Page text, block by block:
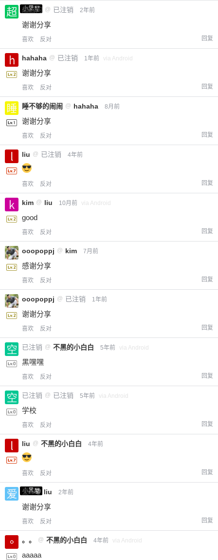
小黑屋
超凶的 @ 已注销 2年前
谢谢分享
喜欢 反对 回复
hahaha @ 已注销 1年前 via Android
谢谢分享
喜欢 反对 回复
睡不够的闹闹 @ hahaha 8月前
谢谢分享
喜欢 反对 回复
liu @ 已注销 4年前
喜欢 反对 回复
kim @ liu 10月前 via Android
good
喜欢 反对 回复
ooopoppj @ kim 7月前
感谢分享
喜欢 反对 回复
ooopoppj @ 已注销 1年前
谢谢分享
喜欢 反对 回复
已注销 @ 不黑的小白白 5年前 via Android
黑嘿嘿
喜欢 反对 回复
已注销 @ 已注销 5年前 via Android
学校
喜欢 反对 回复
liu @ 不黑的小白白 4年前
喜欢 反对 回复
小黑屋
爱X @ liu 2年前
谢谢分享
喜欢 反对 回复
。。 @ 不黑的小白白 4年前 via Android
aaaaa